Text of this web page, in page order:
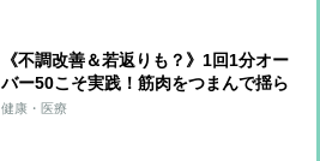
《不調改善＆若返りも？》1回1分オー
バー50こそ実践！筋肉をつまんで揺ら
す「恥骨筋つまみほぐし」のやり方
健康・医療